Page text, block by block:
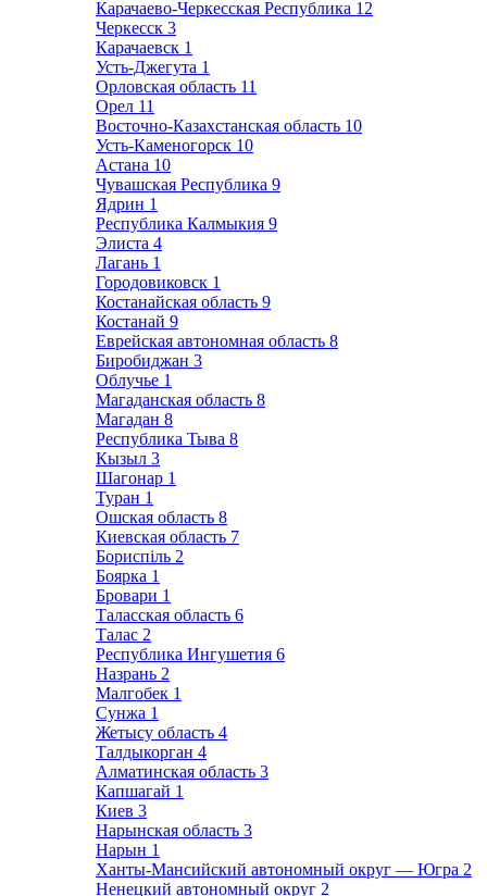
Карачаево-Черкесская Республика 12
Черкесск 3
Карачаевск 1
Усть-Джегута 1
Орловская область 11
Орел 11
Восточно-Казахстанская область 10
Усть-Каменогорск 10
Астана 10
Чувашская Республика 9
Ядрин 1
Республика Калмыкия 9
Элиста 4
Лагань 1
Городовиковск 1
Костанайская область 9
Костанай 9
Еврейская автономная область 8
Биробиджан 3
Облучье 1
Магаданская область 8
Магадан 8
Республика Тыва 8
Кызыл 3
Шагонар 1
Туран 1
Ошская область 8
Киевская область 7
Бориспіль 2
Боярка 1
Бровари 1
Таласская область 6
Талас 2
Республика Ингушетия 6
Назрань 2
Малгобек 1
Сунжа 1
Жетысу область 4
Талдыкорган 4
Алматинская область 3
Капшагай 1
Киев 3
Нарынская область 3
Нарын 1
Ханты-Мансийский автономный округ — Югра 2
Ненецкий автономный округ 2